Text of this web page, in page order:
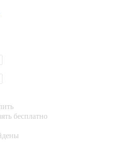
бесплатно